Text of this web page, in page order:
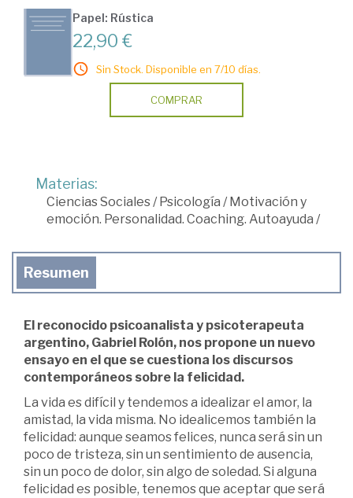
Papel: Rústica
22,90 €
Sin Stock. Disponible en 7/10 días.
COMPRAR
Materias:
Ciencias Sociales/Psicología /Motivación y
emoción. Personalidad. Coaching. Autoayuda /
Resumen
El reconocido psicoanalista y psicoterapeuta
argentino, Gabriel Rolón, nos propone un nuevo
ensayo en el que se cuestiona los discursos
contemporáneos sobre la felicidad.
La vida es difícil y tendemos a idealizar el amor, la
amistad, la vida misma. No idealicemos también la
felicidad: aunque seamos felices, nunca será sin un
poco de tristeza, sin un sentimiento de ausencia,
sin un poco de dolor, sin algo de soledad. Si alguna
felicidad es posible, tenemos que aceptar que será